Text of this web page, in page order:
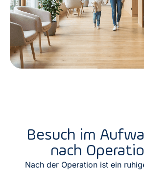
Besuch im
nach
Nach der Operation ist ein